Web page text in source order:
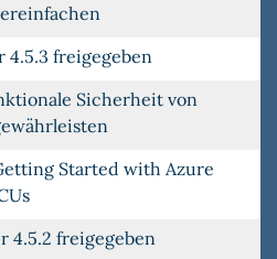
4.5.3 freigegeben
Sicherheit von
Started with Azure
4.5.2 freigegeben